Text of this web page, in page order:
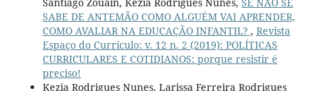
SABE DE ANTEMÃO COMO ALGUÉM VAI APRENDER,
COMO AVALIAR NA EDUCAÇÃO INFANTIL? , Revista
Espaço do Currículo: v. 12 n. 2 (2019): POLÍTICAS
CURRICULARES E COTIDIANOS: porque resistir é
preciso!
Kezia Rodrigues Nunes, Larissa Ferreira Rodrigues